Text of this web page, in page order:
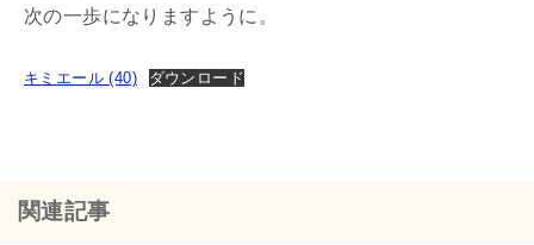
次の一歩になりますように。
キミエール (40) ダウンロード
関連記事